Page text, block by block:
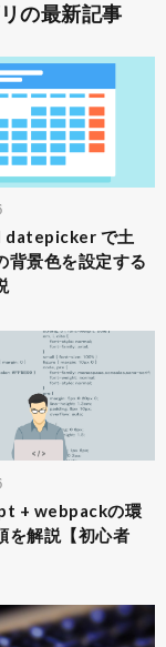
の最新記事
datepicker で土
背景色を設定する
+ webpackの環
を解説【初心者